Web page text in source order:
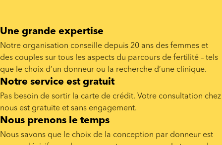
Une grande expertise
Notre organisation conseille depuis 20 ans des femmes et
des couples sur tous les aspects du parcours de fertilité – tels
que le choix d’un donneur ou la recherche d’une clinique.
Notre service est gratuit
Pas besoin de sortir la carte de crédit. Votre consultation chez
nous est gratuite et sans engagement.
Nous prenons le temps
Nous savons que le choix de la conception par donneur est